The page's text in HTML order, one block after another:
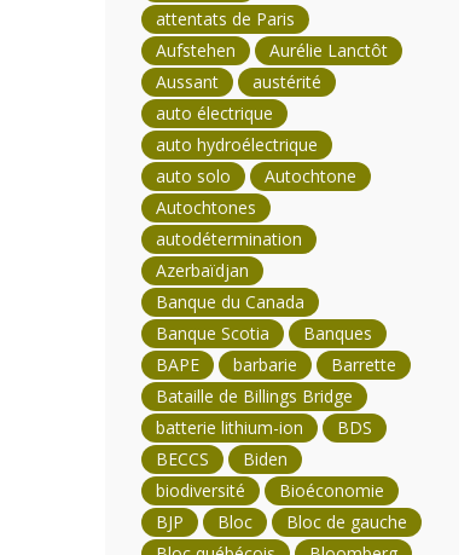
attentats de Paris
Aufstehen
Aurélie Lanctôt
Aussant
austérité
auto électrique
auto hydroélectrique
auto solo
Autochtone
Autochtones
autodétermination
Azerbaïdjan
Banque du Canada
Banque Scotia
Banques
BAPE
barbarie
Barrette
Bataille de Billings Bridge
batterie lithium-ion
BDS
BECCS
Biden
biodiversité
Bioéconomie
BJP
Bloc
Bloc de gauche